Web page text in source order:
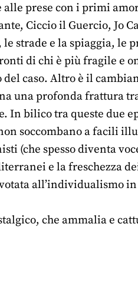
alle prese con i primi
Ciccio il Guercio, Jo
strade e la spiaggia, le
di chi è più fragile e
caso. Altro è il
una profonda frattura
bilico tra queste due
soccombano a facili
(che spesso diventa
e la freschezza
all’individualismo
che ammalia e